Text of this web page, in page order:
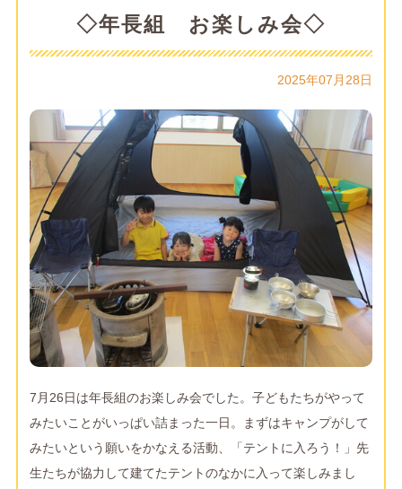
◇年長組 お楽しみ会◇
2025年07月28日
7月26日は年長組のお楽しみ会でした。子どもたちがやって
みたいことがいっぱい詰まった一日。まずはキャンプがして
みたいという願いをかなえる活動、「テントに入ろう！」先
生たちが協力して建てたテントのなかに入って楽しみまし